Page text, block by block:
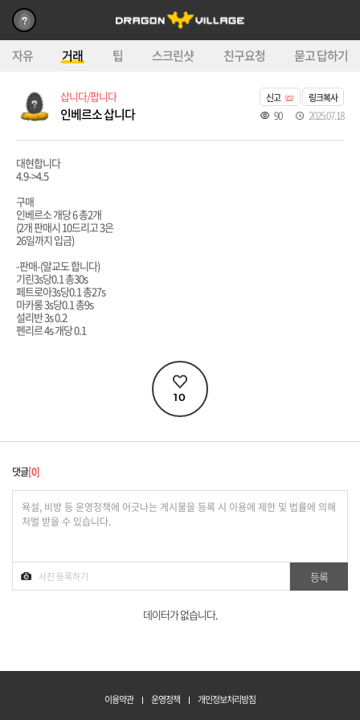
자유 거래 팁 스크린샷 친구요청 묻고 답하기
삽니다/팝니다
인베르소 삽니다
신고 링크복사
90 2025.07.18
대현합니다
4.9->4.5
구매
인베르소 개당 6 총2개
(2개 판매시 10드리고 3은
26일까지 입금)
-판매-(알교도 합니다)
기린3s당0.1 총30s
페트로아3s당0.1 총27s
마카롱 3s당0.1 총9s
설리반 3s 0.2
펜리르 4s 개당 0.1
10
댓글 0
데이터가 없습니다.
이용약관 운영정책 개인정보처리방침